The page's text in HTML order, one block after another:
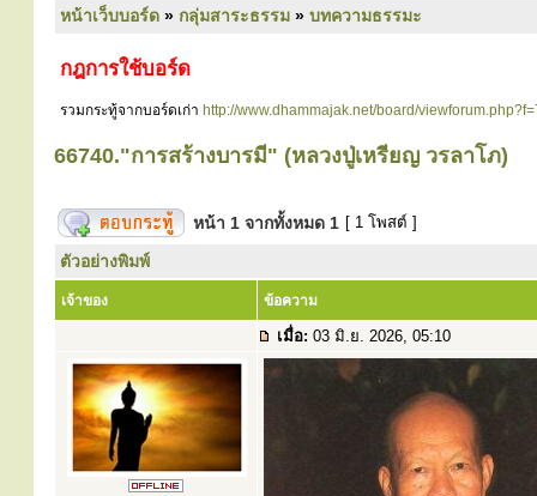
หน้าเว็บบอร์ด » กลุ่มสาระธรรม » บทความธรรมะ
กฎการใช้บอร์ด
รวมกระทู้จากบอร์ดเก่า http://www.dhammajak.net/board/
66740."การสร้างบารมี" (หลวงปู่เหรียญ วรลาโภ)
หน้า 1 จากทั้งหมด 1 [ 1 โพสต์ ]
ตัวอย่างพิมพ์
เจ้าของ ข้อความ
เมื่อ: 03 มิ.ย. 2026, 05:10